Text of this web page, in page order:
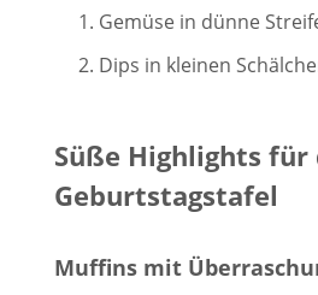
Gemüse in dünne
Dips in kleinen
Süße Highlights für
Geburtstagstafel
Muffins mit